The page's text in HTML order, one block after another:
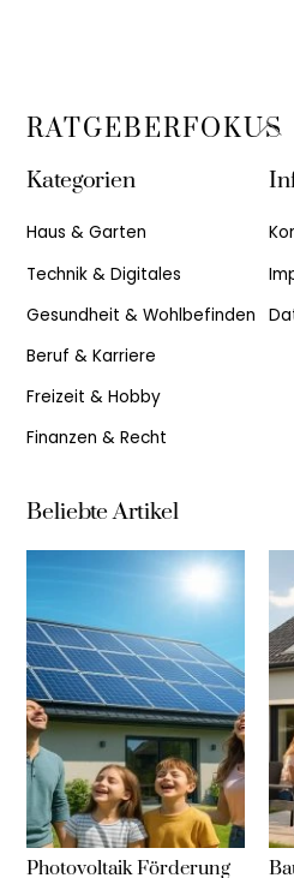
Back
RATGEBERFOKUS
Kategorien
Haus & Garten
Technik & Digitales
Gesundheit & Wohlbefinden
Beruf & Karriere
Freizeit & Hobby
Finanzen & Recht
Beliebte Artikel
Photovoltaik Förderung